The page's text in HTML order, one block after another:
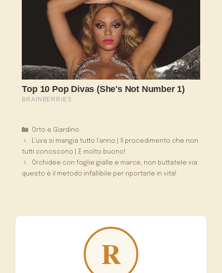
Categorie
Orto e Giardino
L’uva si mangia tutto l’anno | Il procedimento che non
tutti conoscono | È molto buono!
Orchidee con foglie gialle e marce, non buttatele via:
questo è il metodo infallibile per riportarle in vita!